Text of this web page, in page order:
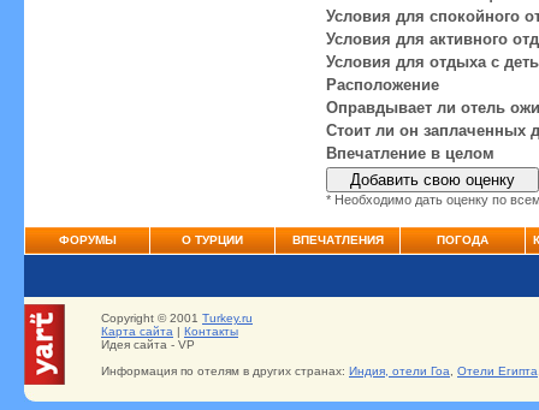
Условия для спокойного
Условия для активного
Условия для отдыха с
Расположение
Оправдывает ли отель
Стоит ли он заплаченных
Впечатление в целом
* Необходимо дать оценку по
ФОРУМЫ О ТУРЦИИ ВПЕЧАТЛЕНИЯ ПОГОДА
Copyright © 2001 Turkey.ru
Карта сайта | Контакты
Идея сайта - VP
Информация по отелям в других странах: Индия, отели Гоа Отели Египта